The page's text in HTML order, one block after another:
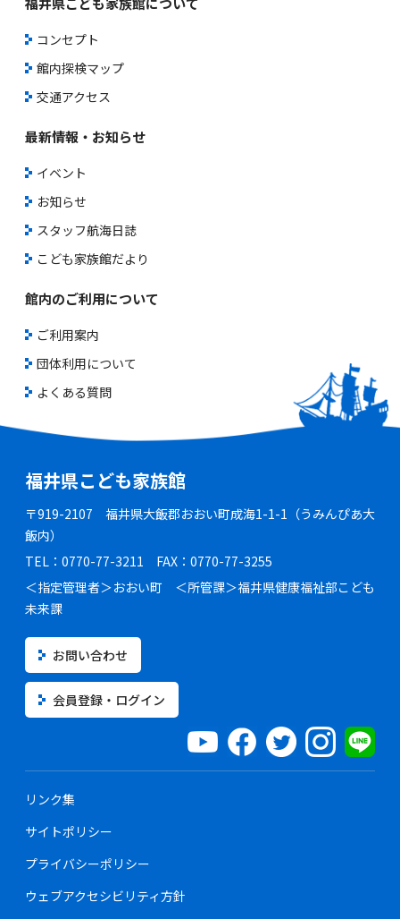
コンセプト
館内探検マップ
交通アクセス
最新情報・お知らせ
イベント
お知らせ
スタッフ航海日誌
こども家族館だより
館内のご利用について
ご利用案内
団体利用について
よくある質問
福井県こども家族館
〒919-2107 福井県大飯郡おおい町成海1-1-1（うみんぴあ大
飯内）
TEL：0770-77-3211 FAX：0770-77-3255
＜指定管理者＞おおい町 ＜所管課＞福井県健康福祉部こども
未来課
お問い合わせ
会員登録・ログイン
リンク集
サイトポリシー
プライバシーポリシー
ウェブアクセシビリティ方針